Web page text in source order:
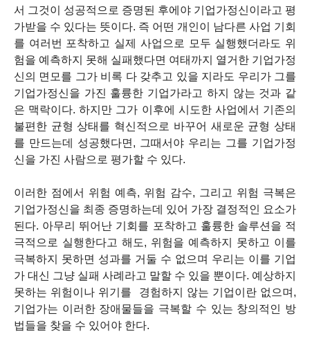
서 그것이 성공적으로 증명된 후에야 기업가정신이라고 평
가받을 수 있다는 뜻이다. 즉 어떤 개인이 남다른 사업 기회
를 여러번 포착하고 실제 사업으로 모두 실행했더라도 위
험을 예측하지 못해 실패했다면 여태까지 열거한 기업가정
신의 면모를 그가 비록 다 갖추고 있을 지라도 우리가 그를
기업가정신을 가진 훌륭한 기업가라고 하지 않는 것과 같
은 맥락이다. 하지만 그가 이후에 시도한 사업에서 기존의
불편한 균형 상태를 혁신적으로 바꾸어 새로운 균형 상태
를 만드는데 성공했다면, 그때서야 우리는 그를 기업가정
신을 가진 사람으로 평가할 수 있다.
이러한 점에서 위험 예측, 위험 감수, 그리고 위험 극복은
기업가정신을 최종 증명하는데 있어 가장 결정적인 요소가
된다. 아무리 뛰어난 기회를 포착하고 훌륭한 솔루션을 적
극적으로 실행한다고 해도, 위험을 예측하지 못하고 이를
극복하지 못하면 성과를 거둘 수 없으며 우리는 이를 기업
가 대신 그냥 실패 사례라고 말할 수 있을 뿐이다. 예상하지
못하는 위험이나 위기를 경험하지 않는 기업이란 없으며,
기업가는 이러한 장애물들을 극복할 수 있는 창의적인 방
법들을 찾을 수 있어야 한다.